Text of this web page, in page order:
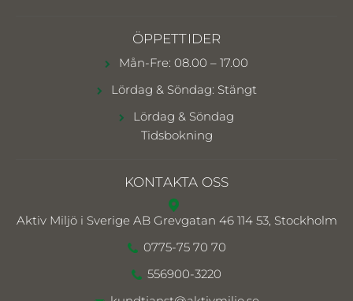
ÖPPETTIDER
Mån-Fre: 08.00 – 17.00
Lördag & Söndag: Stängt
Lördag & Söndag
Tidsbokning
KONTAKTA OSS
Aktiv Miljö i Sverige AB Grevgatan 46 114 53, Stockholm
0775-75 70 70
556900-3220